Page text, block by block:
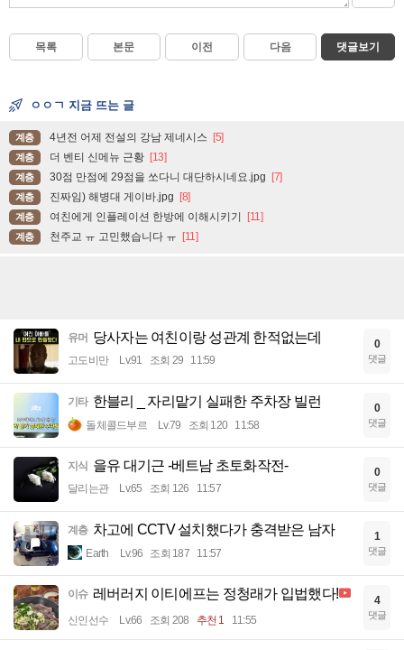
목록 본문 이전 다음 댓글보기
ㅇㅇㄱ 지금 뜨는 글
계층 4년전 어제 전설의 강남 제네시스 [5]
계층 더 벤티 신메뉴 근황 [13]
계층 30점 만점에 29점을 쏘다니 대단하시네요.jpg [7]
계층 진짜임) 해병대 게이바.jpg [8]
계층 여친에게 인플레이션 한방에 이해시키기 [11]
계층 천주교 ㅠ 고민했습니다 ㅠ [11]
유머 당사자는 여친이랑 성관계 한적없는데
고도비만 Lv.91 조회 29 11:59
0
댓글
기타 한블리 _ 자리맡기 실패한 주차장 빌런
돌체콜드부르 Lv.79 조회 120 11:58
0
댓글
지식 을유 대기근 -베트남 초토화작전-
달리는관 Lv.65 조회 126 11:57
0
댓글
계층 차고에 CCTV 설치했다가 충격받은 남자
Earth Lv.96 조회 187 11:57
1
댓글
이슈 레버러지 이티에프는 정청래가 입법했다!
신인선수 Lv.66 조회 208 추천 1 11:55
4
댓글